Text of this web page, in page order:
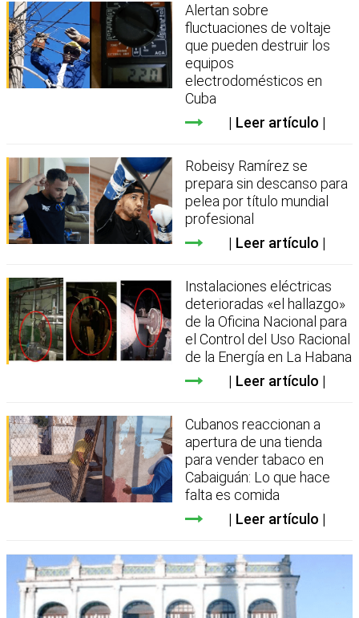
Alertan sobre
fluctuaciones de voltaje
que pueden destruir los
equipos
electrodomésticos en
Cuba
Leer artículo
Robeisy Ramírez se
prepara sin descanso para
pelea por título mundial
profesional
Leer artículo
Instalaciones eléctricas
deterioradas «el hallazgo»
de la Oficina Nacional para
el Control del Uso Racional
de la Energía en La Habana
Leer artículo
Cubanos reaccionan a
apertura de una tienda
para vender tabaco en
Cabaiguán: Lo que hace
falta es comida
Leer artículo